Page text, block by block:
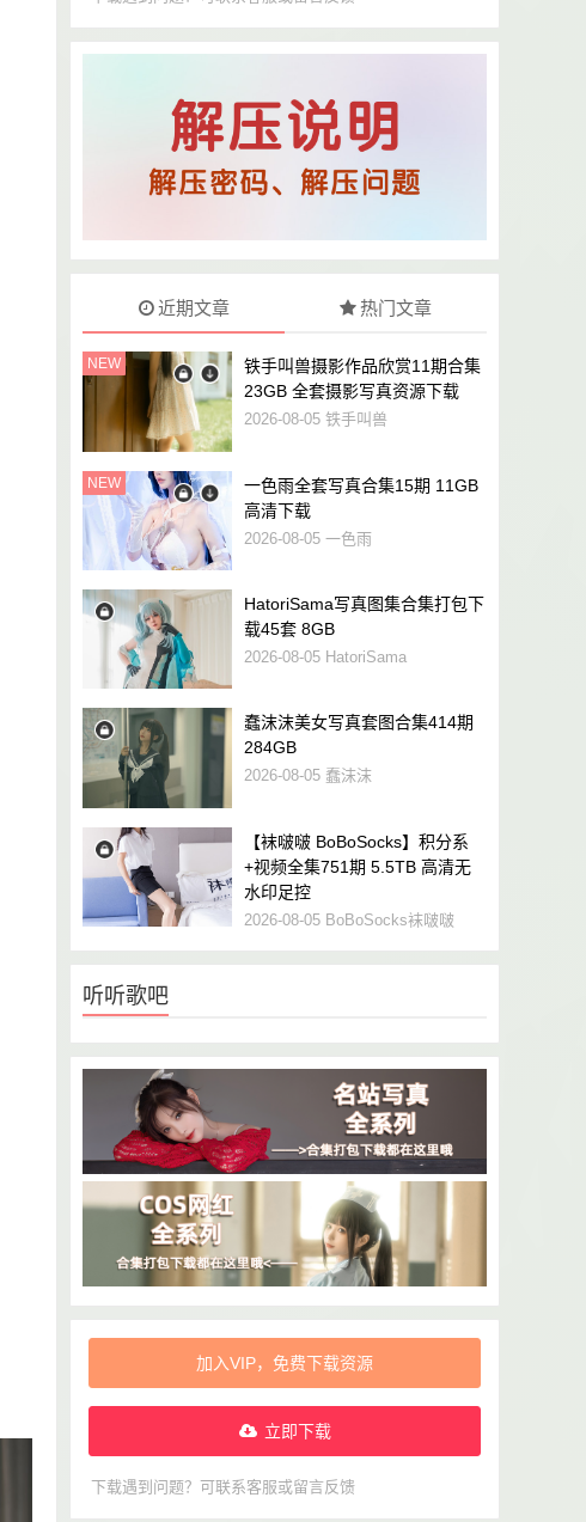
近期文章 热门文章
NEW
铁手叫兽摄影作品欣赏11期合集
23GB 全套摄影写真资源下载
2026-08-05 铁手叫兽
NEW
一色雨全套写真合集15期 11GB
高清下载
2026-08-05 一色雨
HatoriSama写真图集合集打包下
载45套 8GB
2026-08-05 HatoriSama
蠢沫沫美女写真套图合集414期
284GB
2026-08-05 蠢沫沫
【袜啵啵 BoBoSocks】积分系
+视频全集751期 5.5TB 高清无
水印足控
2026-08-05 BoBoSocks袜啵啵
听听歌吧
加入VIP，免费下载资源
立即下载
下载遇到问题？可联系客服或留言反馈